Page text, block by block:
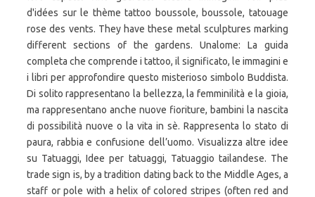
d'idées sur le thème tattoo boussole, boussole, tatouage
rose des vents. They have these metal sculptures marking
different sections of the gardens. Unalome: La guida
completa che comprende i tattoo, il significato, le immagini e
i libri per approfondire questo misterioso simbolo Buddista.
Di solito rappresentano la bellezza, la femminilità e la gioia,
ma rappresentano anche nuove fioriture, bambini la nascita
di possibilità nuove o la vita in sè. Rappresenta lo stato di
paura, rabbia e confusione dell’uomo. Visualizza altre idee
su Tatuaggi, Idee per tatuaggi, Tatuaggio tailandese. The
trade sign is, by a tradition dating back to the Middle Ages, a
staff or pole with a helix of colored stripes (often red and